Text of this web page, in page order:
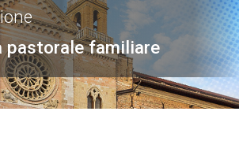
pastorale familiare